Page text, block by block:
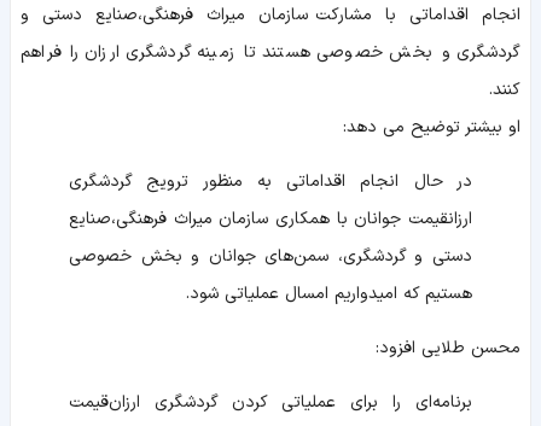
انجام اقداماتی با مشارکت سازمان میراث فرهنگی،صنایع دستی و
گردشگری و بخش خصوصی هستند تا زمینه گردشگری ارزان را فراهم
کنند.
او بیشتر توضیح می دهد:
در حال انجام اقداماتی به منظور ترویج گردشگری
ارزانقیمت جوانان با همکاری سازمان میراث فرهنگی،صنایع
دستی و گردشگری، سمن‌های جوانان و بخش خصوصی
هستیم که امیدواریم امسال عملیاتی شود.
محسن طلایی افزود:
برنامه‌ای را برای عملیاتی کردن گردشگری ارزان‌قیمت